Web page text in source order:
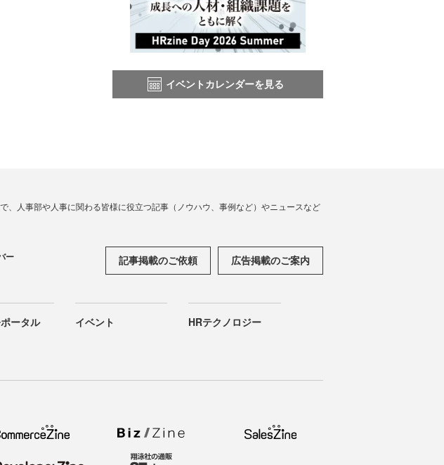
イベントカレンダーを見る
人事部や人事に関わる皆様に役立つ記事（ノウハウ、事例など）やニュースなど
ー 記事掲載のご依頼 広告掲載のご案内
ータル イベント HRテクノロジー